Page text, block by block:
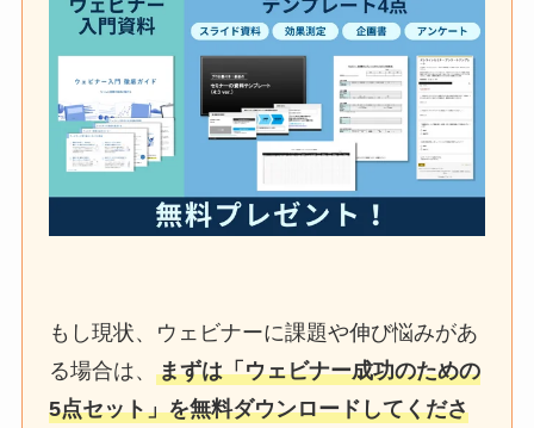
もし現状、ウェビナーに課題や伸び悩みがあ
る場合は、まずは「ウェビナー成功のための
5点セット」を無料ダウンロードしてくださ